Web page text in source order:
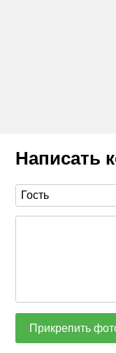
Написать
Прикрепить